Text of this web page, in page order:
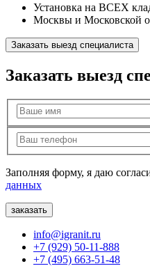
Установка на ВСЕХ
Москвы и Московской
Заказать выезд специалиста
Заказать выезд
Заполняя форму, я даю
данных
info@igranit.ru
+7 (929) 50-11-888
+7 (495) 663-51-48